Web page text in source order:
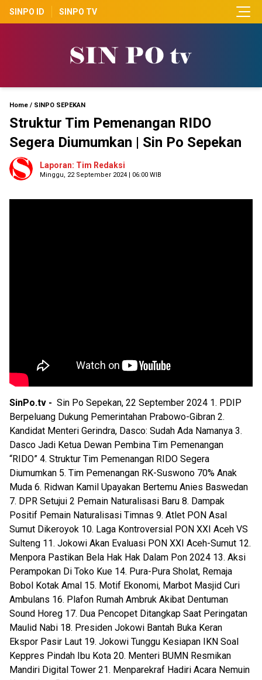
SINPO ID SINPO TV
Home / SINPO SEPEKAN
Struktur Tim Pemenangan RIDO
Segera Diumumkan | Sin Po Sepekan
Laporan: Tim Redaksi
Minggu, 22 September 2024 | 06:00 WIB
SinPo.tv - Sin Po Sepekan, 22 September 2024 1. PDIP
Berpeluang Dukung Pemerintahan Prabowo-Gibran 2.
Kandidat Menteri Gerindra, Dasco: Sudah Ada Namanya 3.
Dasco Jadi Ketua Dewan Pembina Tim Pemenangan
“RIDO” 4. Struktur Tim Pemenangan RIDO Segera
Diumumkan 5. Tim Pemenangan RK-Suswono 70% Anak
Muda 6. Ridwan Kamil Upayakan Bertemu Anies Baswedan
7. DPR Setujui 2 Pemain Naturalisasi Baru 8. Dampak
Positif Pemain Naturalisasi Timnas 9. Atlet PON Asal
Sumut Dikeroyok 10. Laga Kontroversial PON XXI Aceh VS
Sulteng 11. Jokowi Akan Evaluasi PON XXI Aceh-Sumut 12.
Menpora Pastikan Bela Hak Hak Dalam Pon 2024 13. Aksi
Perampokan Di Toko Kue 14. Pura-Pura Sholat, Remaja
Bobol Kotak Amal 15. Motif Ekonomi, Marbot Masjid Curi
Ambulans 16. Plafon Rumah Ambruk Akibat Dentuman
Sound Horeg 17. Dua Pencopet Ditangkap Saat Peringatan
Maulid Nabi 18. Presiden Jokowi Bantah Buka Keran
Ekspor Pasir Laut 19. Jokowi Tunggu Kesiapan IKN Soal
Keppres Pindah Ibu Kota 20. Menteri BUMN Resmikan
Mandiri Digital Tower 21. Menparekraf Hadiri Acara Nemuin